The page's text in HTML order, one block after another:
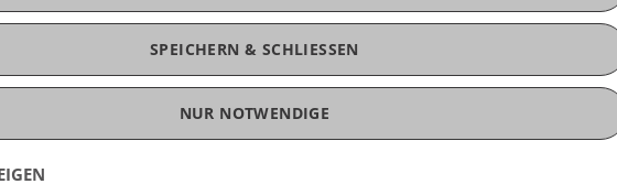
noch Fragen?
SPEICHERN & SCHLIESSEN
NUR NOTWENDIGE